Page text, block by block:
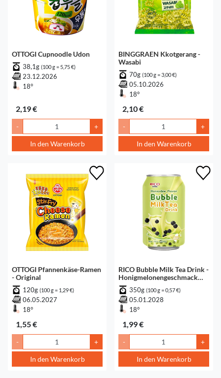
OTTOGI Cupnoodle Udon
38,1g (100 g = 5,75 €)
23.12.2026
18°
2,19 €
- +
In den Warenkorb
BINGGRAEN Kkotgerang -
Wasabi
70g (100 g = 3,00 €)
05.10.2026
18°
2,10 €
- +
In den Warenkorb
OTTOGI Pfannenkäse-Ramen
- Original
120g (100 g = 1,29 €)
06.05.2027
18°
1,55 €
- +
In den Warenkorb
RICO Bubble Milk Tea Drink -
Honigmelonengeschmack
zzgl. Pfand
350g (100 g = 0,57 €)
05.01.2028
18°
1,99 €
- +
In den Warenkorb